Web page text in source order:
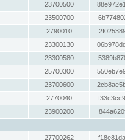
23700500
23500700
2790010
23300130
23300580
25700300
23700600
2770040
23900200
27700262